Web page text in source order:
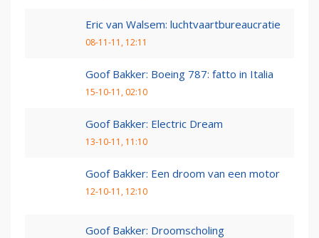
Eric van Walsem: luchtvaartbureaucratie
08-11-11, 12:11
Goof Bakker: Boeing 787: fatto in Italia
15-10-11, 02:10
Goof Bakker: Electric Dream
13-10-11, 11:10
Goof Bakker: Een droom van een motor
12-10-11, 12:10
Goof Bakker: Droomscholing